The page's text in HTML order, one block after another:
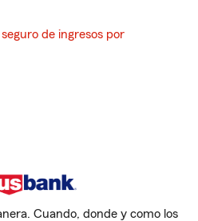
de ingresos por
Cuando, donde y como los